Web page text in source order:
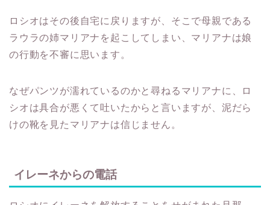
ロシオはその後自宅に戻りますが、そこで母親である
ラウラの姉マリアナを起こしてしまい、マリアナは娘
の行動を不審に思います。
なぜパンツが濡れているのかと尋ねるマリアナに、ロ
シオは具合が悪くて吐いたからと言いますが、泥だら
けの靴を見たマリアナは信じません。
イレーネからの電話